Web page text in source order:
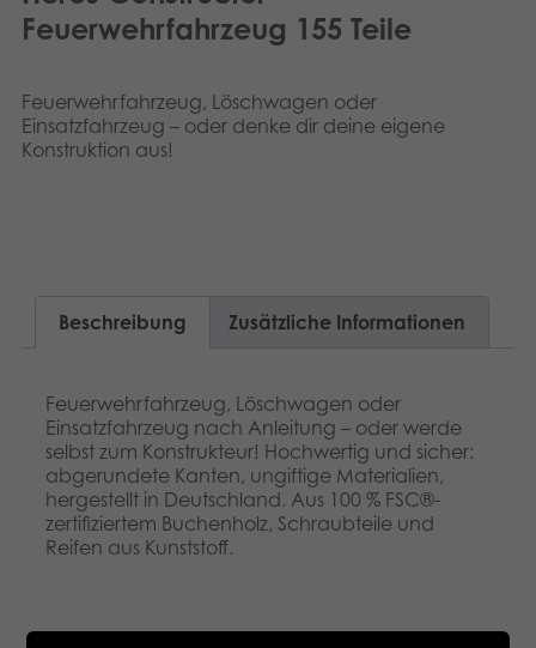
Archivierte Produkte
Digitale Anwendungen
Dansk
Français
Feuerwehrfahrzeug 155 Teile
Feuerwehrfahrzeug, Löschwagen oder
Einsatzfahrzeug – oder denke dir deine eigene
Konstruktion aus!
Beschreibung Zusätzliche Informationen
Feuerwehrfahrzeug, Löschwagen oder
Einsatzfahrzeug nach Anleitung – oder werde
selbst zum Konstrukteur! Hochwertig und sicher:
abgerundete Kanten, ungiftige Materialien,
hergestellt in Deutschland. Aus 100 % FSC®-
zertifiziertem Buchenholz, Schraubteile und
Reifen aus Kunststoff.